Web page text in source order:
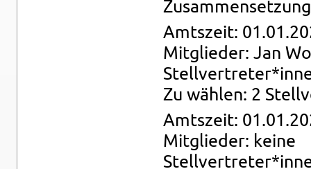
Amts­zeit:
Mit­glie­der: Jan
Zu wäh­len: 2
Amts­zeit:
Mit­glie­der: keine